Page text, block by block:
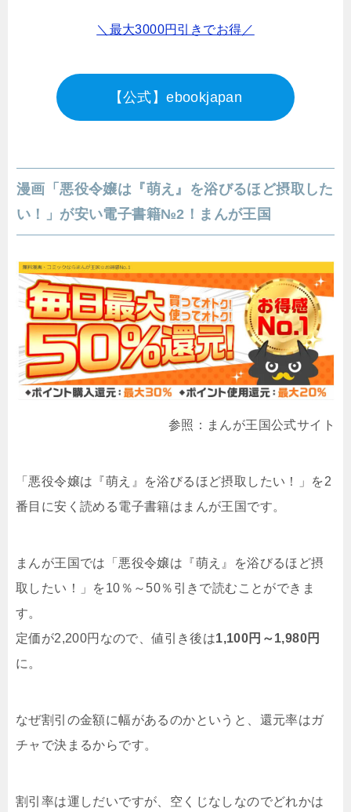
＼最大3000円引きでお得／
【公式】ebookjapan
漫画「悪役令嬢は『萌え』を浴びるほど摂取した
い！」が安い電子書籍№2！まんが王国
参照：まんが王国公式サイト
「悪役令嬢は『萌え』を浴びるほど摂取したい！」を2
番目に安く読める電子書籍はまんが王国です。
まんが王国では「悪役令嬢は『萌え』を浴びるほど摂
取したい！」を10％～50％引きで読むことができま
す。
定価が2,200円なので、値引き後は1,100円～1,980円
に。
なぜ割引の金額に幅があるのかというと、還元率はガ
チャで決まるからです。
割引率は運しだいですが、空くじなしなのでどれかは